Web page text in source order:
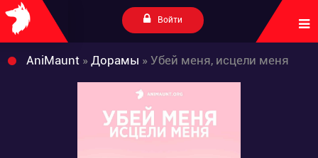
Войти
AniMaunt » Дорамы » Убей меня, исцели меня